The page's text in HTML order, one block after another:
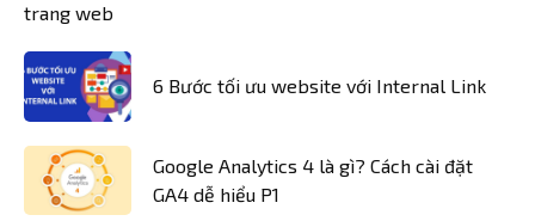
6 Bước tối ưu website với Internal Link
Google Analytics 4 là gì? Cách cài đặt
GA4 dễ hiểu P1